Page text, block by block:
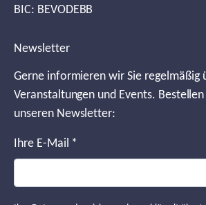
BIC: BEVODEBB
Newsletter
Gerne informieren wir Sie regelmäßig
Veranstaltungen und Events.
unseren Newsletter:
Ihre E-Mail *